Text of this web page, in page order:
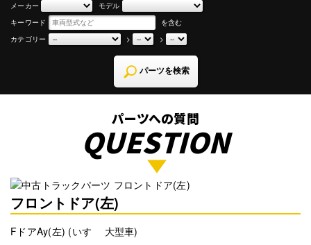
メーカー
モデル
キーワード
を含む
カテゴリー
> >
パーツを検索
パーツへの質問
QUESTION
フロントドア(左)
FドアAy(左) (いすゞ 大型車)